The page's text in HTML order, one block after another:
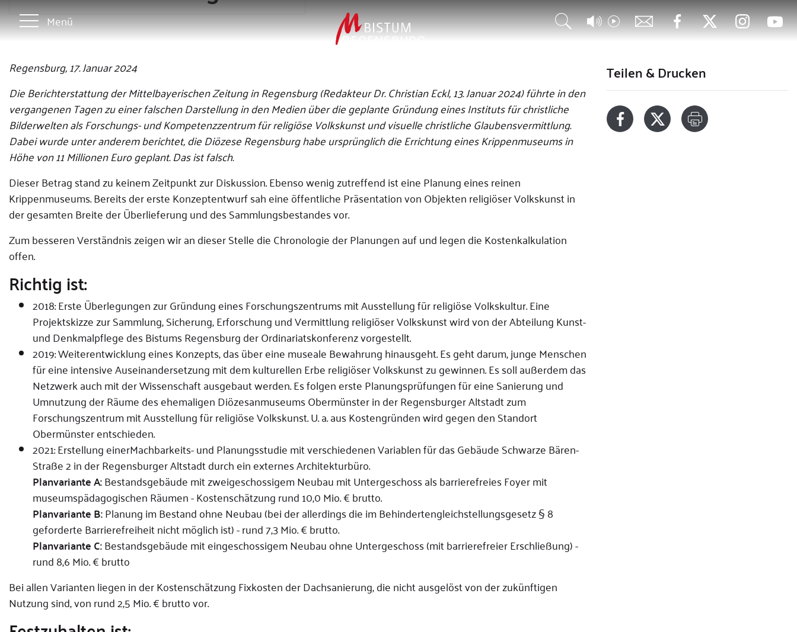
Menü
Regensburg, 17. Januar 2024
Die Berichterstattung der Mittelbayerischen Zeitung in Regensburg (Redakteur Dr. Christian Eckl, 13. Januar 2024) führte in den
vergangenen Tagen zu einer falschen Darstellung in den Medien über die geplante Gründung eines Instituts für christliche
Bilderwelten als Forschungs- und Kompetenzzentrum für religiöse Volkskunst und visuelle christliche Glaubensvermittlung.
Dabei wurde unter anderem berichtet, die Diözese Regensburg habe ursprünglich die Errichtung eines Krippenmuseums in
Höhe von 11 Millionen Euro geplant. Das ist falsch.
Dieser Betrag stand zu keinem Zeitpunkt zur Diskussion. Ebenso wenig zutreffend ist eine Planung eines reinen
Krippenmuseums. Bereits der erste Konzeptentwurf sah eine öffentliche Präsentation von Objekten religiöser Volkskunst in
der gesamten Breite der Überlieferung und des Sammlungsbestandes vor.
Zum besseren Verständnis zeigen wir an dieser Stelle die Chronologie der Planungen auf und legen die Kostenkalkulation
offen.
Richtig ist:
2018: Erste Überlegungen zur Gründung eines Forschungszentrums mit Ausstellung für religiöse Volkskultur. Eine
Projektskizze zur Sammlung, Sicherung, Erforschung und Vermittlung religiöser Volkskunst wird von der Abteilung Kunst-
und Denkmalpflege des Bistums Regensburg der Ordinariatskonferenz vorgestellt.
2019: Weiterentwicklung eines Konzepts, das über eine museale Bewahrung hinausgeht. Es geht darum, junge Menschen
für eine intensive Auseinandersetzung mit dem kulturellen Erbe religiöser Volkskunst zu gewinnen. Es soll außerdem das
Netzwerk auch mit der Wissenschaft ausgebaut werden. Es folgen erste Planungsprüfungen für eine Sanierung und
Umnutzung der Räume des ehemaligen Diözesanmuseums Obermünster in der Regensburger Altstadt zum
Forschungszentrum mit Ausstellung für religiöse Volkskunst. U. a. aus Kostengründen wird gegen den Standort
Obermünster entschieden.
2021: Erstellung einerMachbarkeits- und Planungsstudie mit verschiedenen Variablen für das Gebäude Schwarze Bären-
Straße 2 in der Regensburger Altstadt durch ein externes Architekturbüro.
Planvariante A:Bestandsgebäude mit zweigeschossigem Neubau mit Untergeschoss als barrierefreies Foyer mit
museumspädagogischen Räumen - Kostenschätzung rund 10,0 Mio. € brutto.
Planvariante B:Planung im Bestand ohne Neubau (bei der allerdings die im Behindertengleichstellungsgesetz § 8
geforderte Barrierefreiheit nicht möglich ist) - rund 7,3 Mio. € brutto.
Planvariante C:Bestandsgebäude mit eingeschossigem Neubau ohne Untergeschoss (mit barrierefreier Erschließung) -
rund 8,6 Mio. € brutto
Bei allen Varianten liegen in der Kostenschätzung Fixkosten der Dachsanierung, die nicht ausgelöst von der zukünftigen
Nutzung sind, von rund 2,5 Mio. € brutto vor.
Teilen & Drucken